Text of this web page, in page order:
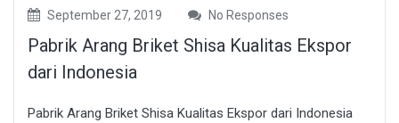
September 27, 2019 No Responses
Pabrik Arang Briket Shisa Kualitas Ekspor
dari Indonesia
Pabrik Arang Briket Shisa Kualitas Ekspor dari Indonesia